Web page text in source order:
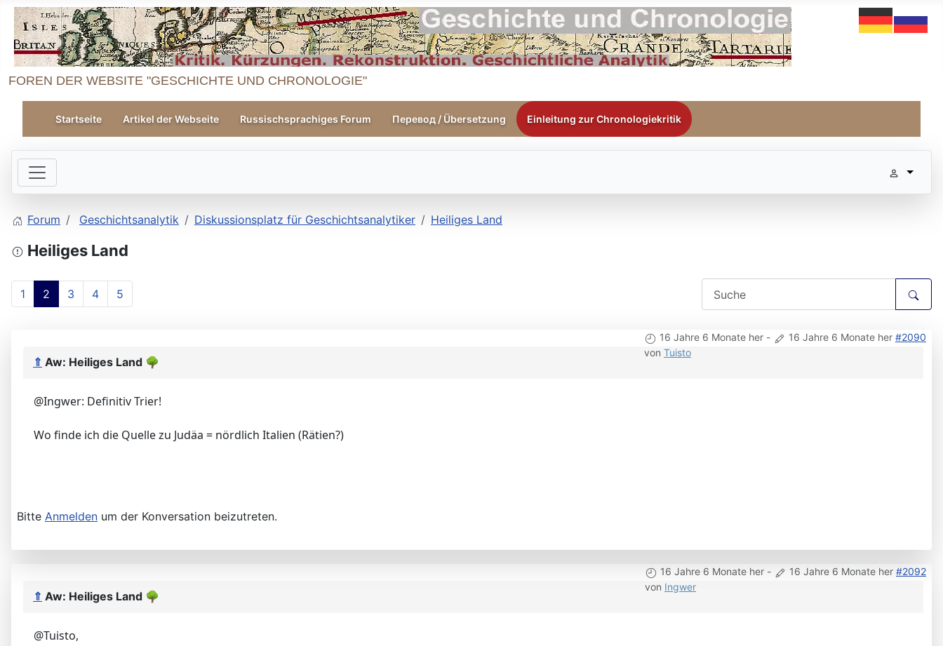
FOREN DER WEBSITE "GESCHICHTE UND CHRONOLOGIE"
Startseite Artikel der Webseite Russischsprachiges Forum Перевод / Übersetzung Einleitung zur Chronologiekritik
Forum Geschichtsanalytik Diskussionsplatz für Geschichtsanalytiker Heiliges Land
Heiliges Land
1 2 3 4 5
16 Jahre 6 Monate her - 16 Jahre 6 Monate her #2090
von Tuisto
⇑ Aw: Heiliges Land 🌳
@Ingwer: Definitiv Trier!
Wo finde ich die Quelle zu Judäa = nördlich Italien (Rätien?)
Bitte Anmelden um der Konversation beizutreten.
16 Jahre 6 Monate her - 16 Jahre 6 Monate her #2092
von Ingwer
⇑ Aw: Heiliges Land 🌳
@Tuisto,